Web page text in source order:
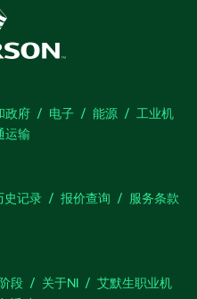
政府 电子 能源
工业机
运输
史记录 报价查询
服务条款
段 关于NI
艾默生职业机